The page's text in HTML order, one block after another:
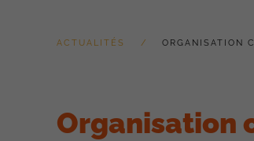
ACTUALITÉS ORGANISATION
Organisation